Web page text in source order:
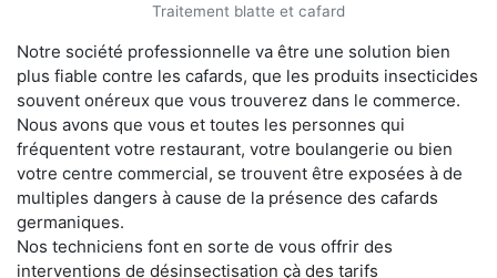
Traitement blatte et cafard
Notre société professionnelle va être une solution bien
plus fiable contre les cafards, que les produits insecticides
souvent onéreux que vous trouverez dans le commerce.
Nous avons que vous et toutes les personnes qui
fréquentent votre restaurant, votre boulangerie ou bien
votre centre commercial, se trouvent être exposées à de
multiples dangers à cause de la présence des cafards
germaniques.
Nos techniciens font en sorte de vous offrir des
interventions de désinsectisation çà des tarifs